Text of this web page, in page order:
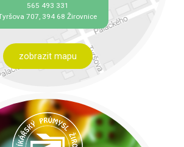
565 493 331
707, 394 68 Žirovnice
zobrazit mapu